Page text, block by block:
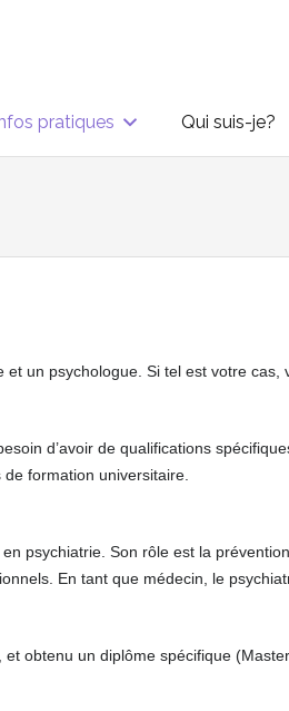
pratiques Qui suis-je?
un psychologue. Si tel est votre cas,
d’avoir de qualifications
formation universitaire.
psychiatrie. Son rôle est la
En tant que médecin, le
obtenu un diplôme spécifique (Master